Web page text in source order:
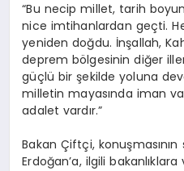
“Bu necip millet, tarih
nice imtihanlardan geçti.
yeniden doğdu. İnşallah,
deprem bölgesinin diğer
güçlü bir şekilde yoluna
milletin mayasında iman
adalet vardır.”
Bakan Çiftçi,
Erdoğan’a, ilgili